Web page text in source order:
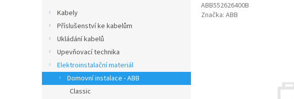
a
n
Kabely
Příslušenství ke kabelům
Ukládání kabelů
Upevňovací technika
Elektroinstalační materiál
Domovní instalace - ABB
Classic
ABB552626400B
Značka: ABB